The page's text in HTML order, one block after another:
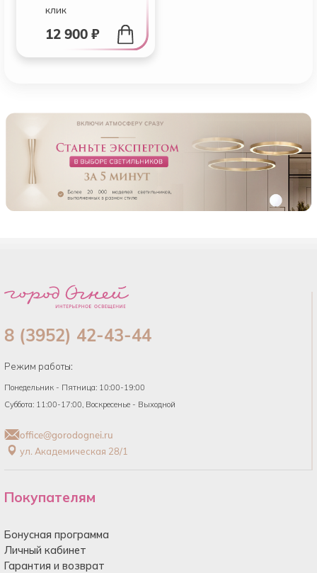
клик
12 900 ₽
8 (3952) 42-43-44
Режим работы:
Понедельник - Пятница: 10:00-19:00
Суббота: 11:00-17:00, Воскресенье - Выходной
office@gorodognei.ru
ул. Академическая 28/1
Покупателям
Бонусная программа
Личный кабинет
Гарантия и возврат